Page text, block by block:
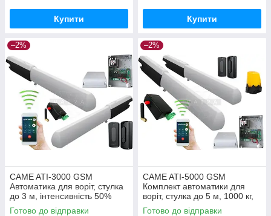
Купити Купити
–2%
CAME ATI-3000 GSM
Автоматика для воріт, стулка
до 3 м, інтенсивність 50%
Готово до відправки
–2%
CAME ATI-5000 GSM
Комплект автоматики для
воріт, стулка до 5 м, 1000 кг,
інтенсивність 50%
Готово до відправки